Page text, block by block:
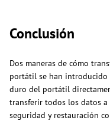
Conclusión
Dos maneras de cómo
portátil se han introducido
duro del portátil
transferir todos los datos
seguridad y restauración